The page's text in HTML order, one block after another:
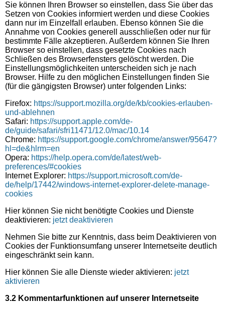
Sie können Ihren Browser so einstellen, dass Sie über das
Setzen von Cookies informiert werden und diese Cookies
dann nur im Einzelfall erlauben. Ebenso können Sie die
Annahme von Cookies generell ausschließen oder nur für
bestimmte Fälle akzeptieren. Außerdem können Sie Ihren
Browser so einstellen, dass gesetzte Cookies nach
Schließen des Browserfensters gelöscht werden. Die
Einstellungsmöglichkeiten unterscheiden sich je nach
Browser. Hilfe zu den möglichen Einstellungen finden Sie
(für die gängigsten Browser) unter folgenden Links:
Firefox: https://support.mozilla.org/de/kb/cookies-erlauben-
und-ablehnen
Safari: https://support.apple.com/de-
de/guide/safari/sfri11471/12.0/mac/10.14
Chrome: https://support.google.com/chrome/answer/95647?
hl=de&hlrm=en
Opera: https://help.opera.com/de/latest/web-
preferences/#cookies
Internet Explorer: https://support.microsoft.com/de-
de/help/17442/windows-internet-explorer-delete-manage-
cookies
Hier können Sie nicht benötigte Cookies und Dienste
deaktivieren: jetzt deaktivieren
Nehmen Sie bitte zur Kenntnis, dass beim Deaktivieren von
Cookies der Funktionsumfang unserer Internetseite deutlich
eingeschränkt sein kann.
Hier können Sie alle Dienste wieder aktivieren: jetzt
aktivieren
3.2 Kommentarfunktionen auf unserer Internetseite